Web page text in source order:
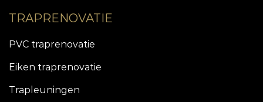
TRAPRENOVATIE
PVC traprenovatie
Eiken traprenovatie
Trapleuningen